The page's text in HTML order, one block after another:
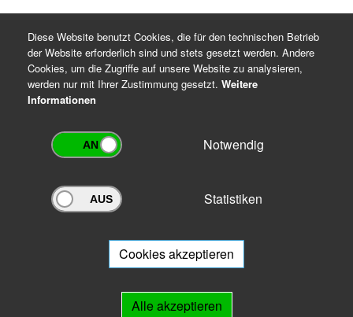
Archivportal Thüringen
Ihnen beratend zur Seite.
Diese Website benutzt Cookies, die für den technischen Betrieb
der Website erforderlich sind und stets gesetzt werden. Andere
Cookies, um die Zugriffe auf unsere Website zu analysieren,
werden nur mit Ihrer Zustimmung gesetzt. Weitere
Informationen
Notwendig
Statistiken
Cookies akzeptieren
Alle akzeptieren